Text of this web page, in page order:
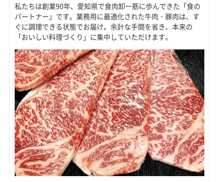
私たちは創業90年、愛知県で食肉卸一筋に歩んできた「食の
パートナー」です。業務用に最適化された牛肉・豚肉は、す
ぐに調理できる状態でお届け。余計な手間を省き、本来の
「おいしい料理づくり」に集中していただけます。